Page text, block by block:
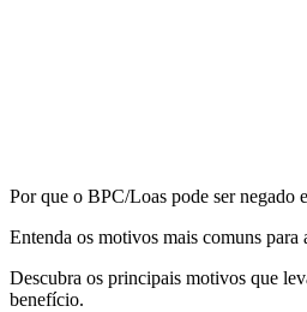
Por que o BPC/Loas pode ser negado
Entenda os motivos mais comuns
Descubra os principais motivos que
benefício.